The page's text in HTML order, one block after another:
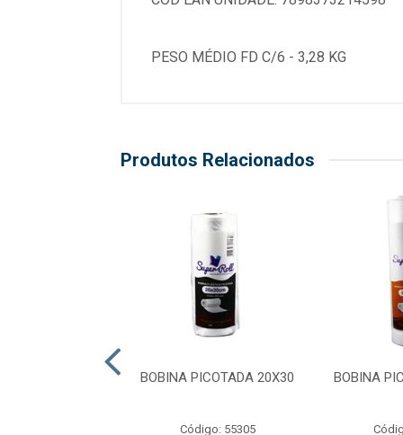
PESO MÉDIO FD C/6 - 3,28 KG
Produtos Relacionados
BOBINA PICOTADA 20X30
Código: 55305
BOBINA